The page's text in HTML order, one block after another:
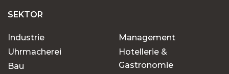
SEKTOR
Industrie
Uhrmacherei
Bau
Management
Hotellerie &
Gastronomie